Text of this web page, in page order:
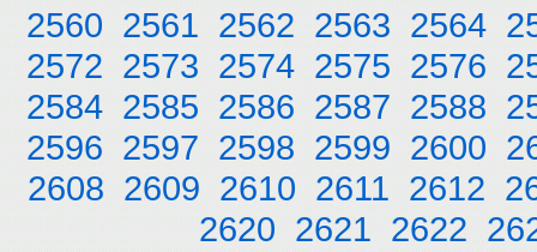
2560 2561 2562 2563 2564
2572 2573 2574 2575 2576
2584 2585 2586 2587 2588
2596 2597 2598 2599 2600
2608 2609 2610 2611 2612
2620 2621 2622